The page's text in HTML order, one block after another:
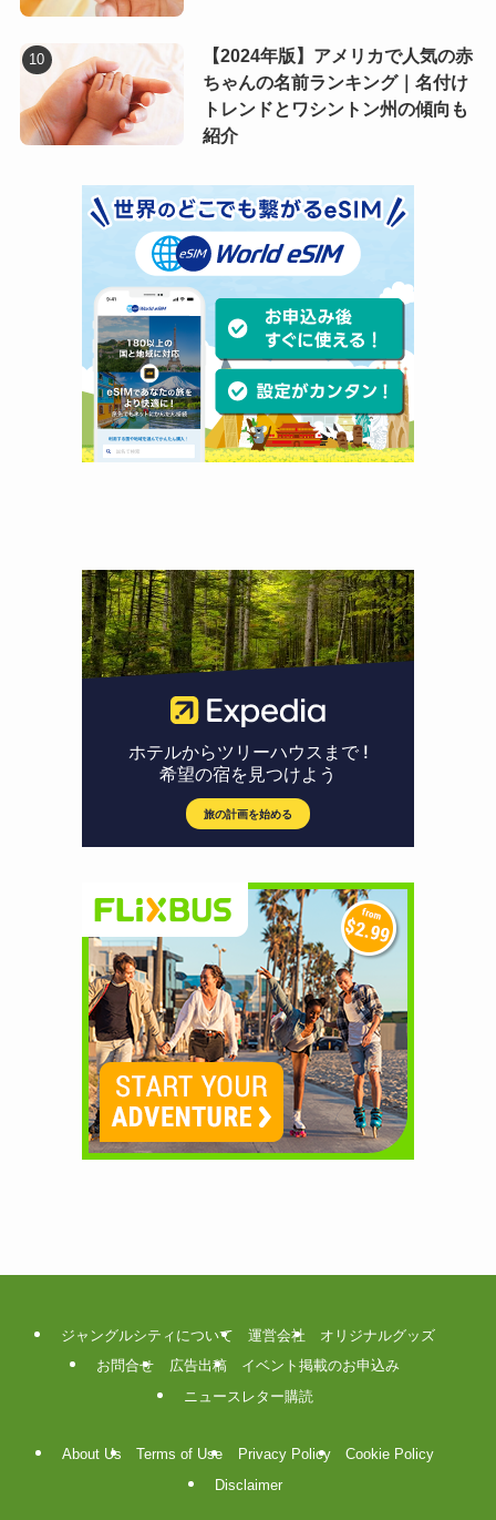
【2024年版】アメリカで人気の赤
ちゃんの名前ランキング｜名付け
トレンドとワシントン州の傾向も
紹介
ジャングルシティについて 運営会社
オリジナルグッズ
お問合せ
広告出稿
イベント掲載のお申込み
ニュースレター購読
About Us Terms of Use Privacy Policy
Cookie Policy
Disclaimer